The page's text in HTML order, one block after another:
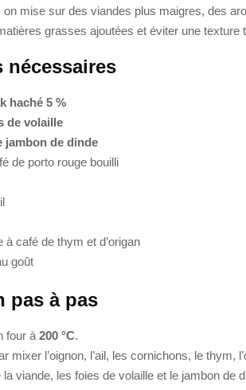
mise sur des viandes plus maigres, des
grasses ajoutées et éviter une texture
nécessaires
haché 5 %
de volaille
jambon de dinde
de porto rouge bouilli
à café de thym et d’origan
goût
pas à pas
four à 200 °C.
mixer l’oignon, l’ail, les cornichons, le thym,
viande, les foies de volaille et le jambon de